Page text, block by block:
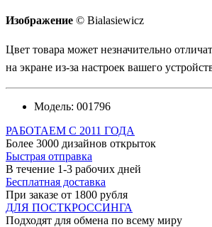
Изображение © Bialasiewicz
Цвет товара может незначительно
на экране из-за настроек вашего
Модель: 001796
РАБОТАЕМ С 2011 ГОДА
Более 3000 дизайнов открыток
Быстрая отправка
В течение 1-3 рабочих дней
Бесплатная доставка
При заказе от 1800 рубля
ДЛЯ ПОСТКРОССИНГА
Подходят для обмена по всему миру